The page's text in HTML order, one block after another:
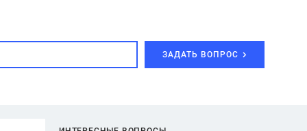
ЗАДАТЬ ВОПРОС